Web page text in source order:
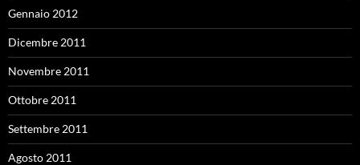
Gennaio 2012
Dicembre 2011
Novembre 2011
Ottobre 2011
Settembre 2011
Agosto 2011